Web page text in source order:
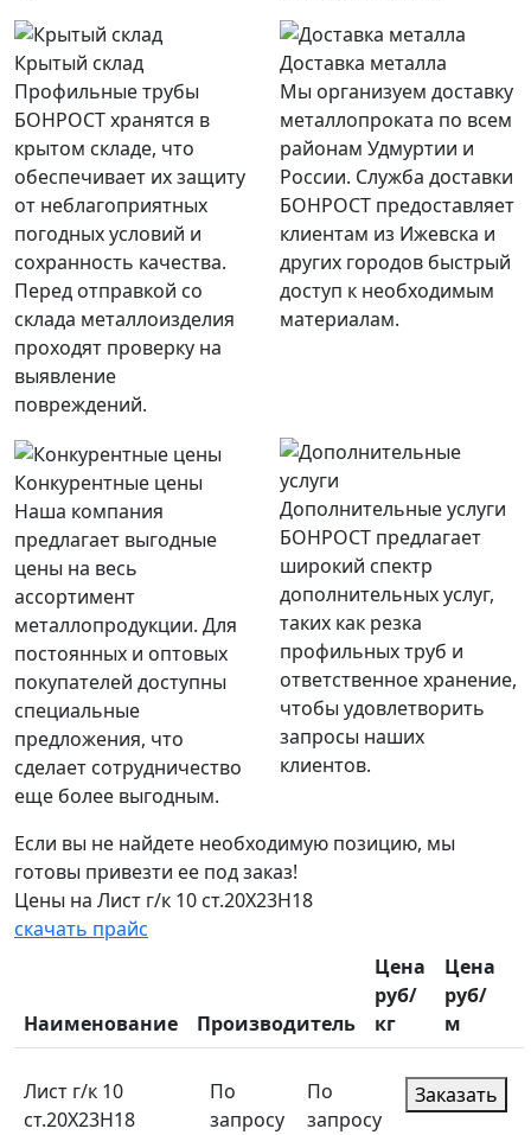
Крытый склад
Профильные трубы
БОНРОСТ хранятся в
крытом складе, что
обеспечивает их защиту
от неблагоприятных
погодных условий и
сохранность качества.
Перед отправкой со
склада металлоизделия
проходят проверку на
выявление
повреждений.
Доставка металла
Мы организуем доставку
металлопроката по всем
районам Удмуртии и
России. Служба доставки
БОНРОСТ предоставляет
клиентам из Ижевска и
других городов быстрый
доступ к необходимым
материалам.
Конкурентные цены
Наша компания
предлагает выгодные
цены на весь
ассортимент
металлопродукции. Для
постоянных и оптовых
покупателей доступны
специальные
предложения, что
сделает сотрудничество
еще более выгодным.
Дополнительные услуги
БОНРОСТ предлагает
широкий спектр
дополнительных услуг,
таких как резка
профильных труб и
ответственное хранение,
чтобы удовлетворить
запросы наших
клиентов.
Если вы не найдете необходимую позицию, мы
готовы привезти ее под заказ!
Цены на Лист г/к 10 ст.20Х23Н18
скачать прайс
Наименование Производитель
Цена
руб/
кг
Цена
руб/
м
Лист г/к 10
ст.20Х23Н18
По
запросу
По
запросу
Заказать